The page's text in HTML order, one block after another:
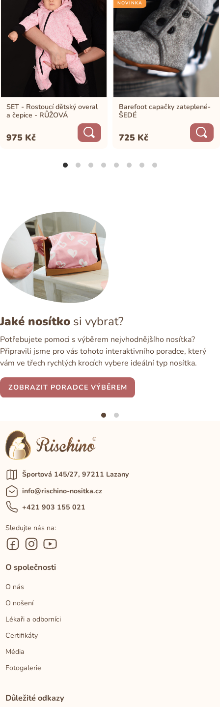
SET - Rostoucí dětský overal
a čepice - RŮŽOVÁ
975 Kč
NOVINKA
Barefoot capačky zateplené-
ŠEDÉ
725 Kč
Jaké nosítko si vybrat?
Potřebujete pomoci s výběrem nejvhodnějšího nosítka?
Připravili jsme pro vás tohoto interaktivního poradce, který
vám ve třech rychlých krocích vybere ideální typ nosítka.
ZOBRAZIT PORADCE VÝBĚREM
Športová 145/27, 97211 Lazany
info@rischino-nositka.cz
+421 903 155 021
Sledujte nás na:
O společnosti
O nás
O nošení
Lékaři a odborníci
Certifikáty
Média
Fotogalerie
Důležité odkazy